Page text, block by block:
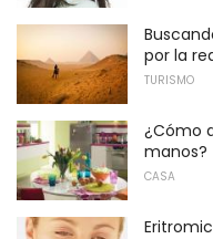
por la
TURISMO
¿Cómo
manos?
CASA